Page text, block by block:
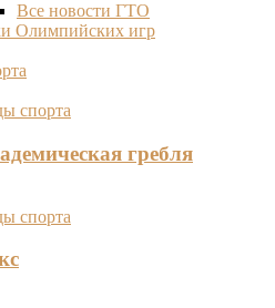
Все новости ГТО
Олимпийских игр
спорта
гребля
спорта